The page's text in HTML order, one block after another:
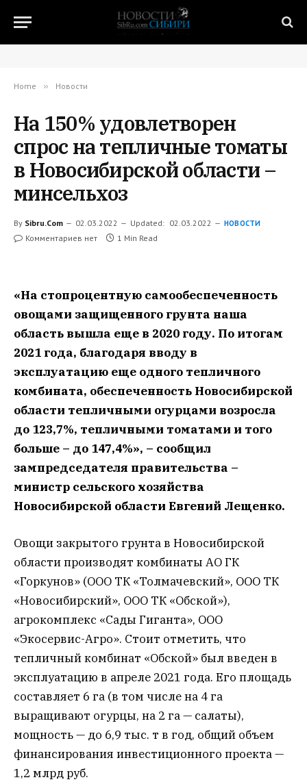
Home » Новости
На 150% удовлетворен
спрос на тепличные томаты
в Новосибирской области –
минсельхоз
By Sibru.Com 02.03.2022 Updated: 02.03.2022 НОВОСТИ
Комментариев нет 1 Min Read
«На стопроцентную самообеспеченность
овощами защищенного грунта наша
область вышла еще в 2020 году. По итогам
2021 года, благодаря вводу в
эксплуатацию еще одного тепличного
комбината, обеспеченность Новосибирской
области тепличными огурцами возросла
до 123,7%, тепличными томатами и того
больше – до 147,4%», – сообщил
зампредседателя правительства –
министр сельского хозяйства
Новосибирской области Евгений Лещенко.
Овощи закрытого грунта в Новосибирской
области производят комбинаты АО ГК
«Горкунов» (ООО ТК «Толмачевский», ООО ТК
«Новосибирский», ООО ТК «Обской»),
агрокомплекс «Сады Гиганта», ООО
«Экосервис-Агро». Стоит отметить, что
тепличный комбинат «Обской» был введен в
эксплуатацию в апреле 2021 года. Его площадь
составляет 6 га (в том числе на 4 га
выращивают огурцы, на 2 га — салаты),
мощность — до 6,9 тыс. т в год, общий объем
финансирования инвестиционного проекта —
1,2 млрд руб.